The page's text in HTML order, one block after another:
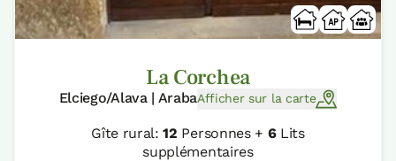
La Corchea
Elciego/Alava | ArabaAfficher sur la carte
Gîte rural:12 Personnes + 6Lits
supplémentaires